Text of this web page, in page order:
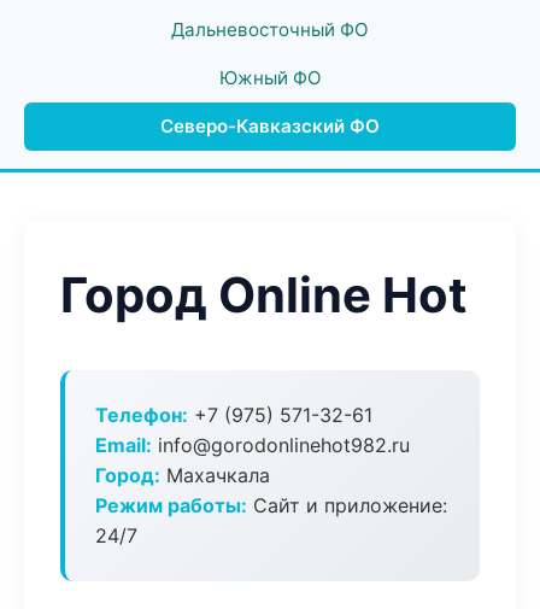
Дальневосточный ФО
Южный ФО
Северо-Кавказский ФО
Город Online Hot
Телефон: +7 (975) 571-32-61
Email: info@gorodonlinehot982.ru
Город: Махачкала
Режим работы: Сайт и приложение:
24/7